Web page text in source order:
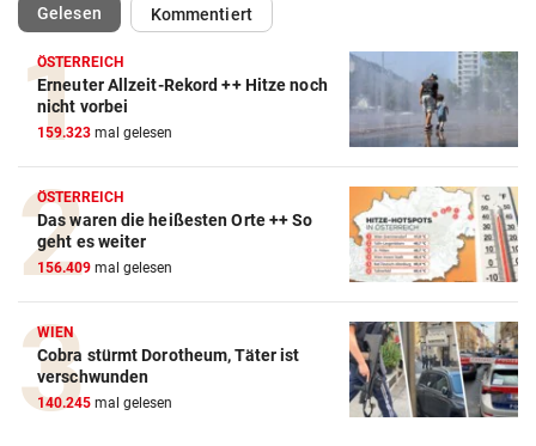
Gelesen(ausgewählt)Kommentiert
ÖSTERREICH
Erneuter Allzeit-Rekord ++ Hitze noch
nicht vorbei
159.323 mal gelesen
ÖSTERREICH
Das waren die heißesten Orte ++ So
geht es weiter
156.409 mal gelesen
WIEN
Cobra stürmt Dorotheum, Täter ist
verschwunden
140.245 mal gelesen